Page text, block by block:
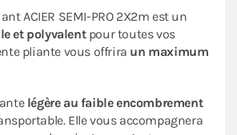
ACIER SEMI-PRO 2X2m est un
et polyvalentpour toutes vos
pliante vous offrira un maximum
légère au faible encombrement
Elle vous accompagnera